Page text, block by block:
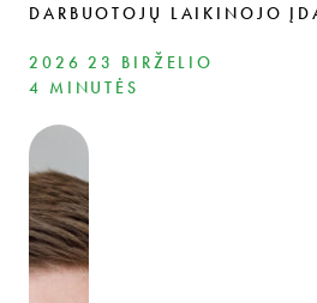
DARBUOTOJŲ LAIKINOJO
2026 23 BIRŽELIO
4 MINUTĖS